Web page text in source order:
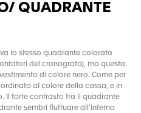
QUADRANTE
lo stesso quadrante colorato
del cronografo), ma questa
di colore nero. Come per
al colore della cassa, e in
Il forte contrasto fra il quadrante
sembri fluttuare all'interno